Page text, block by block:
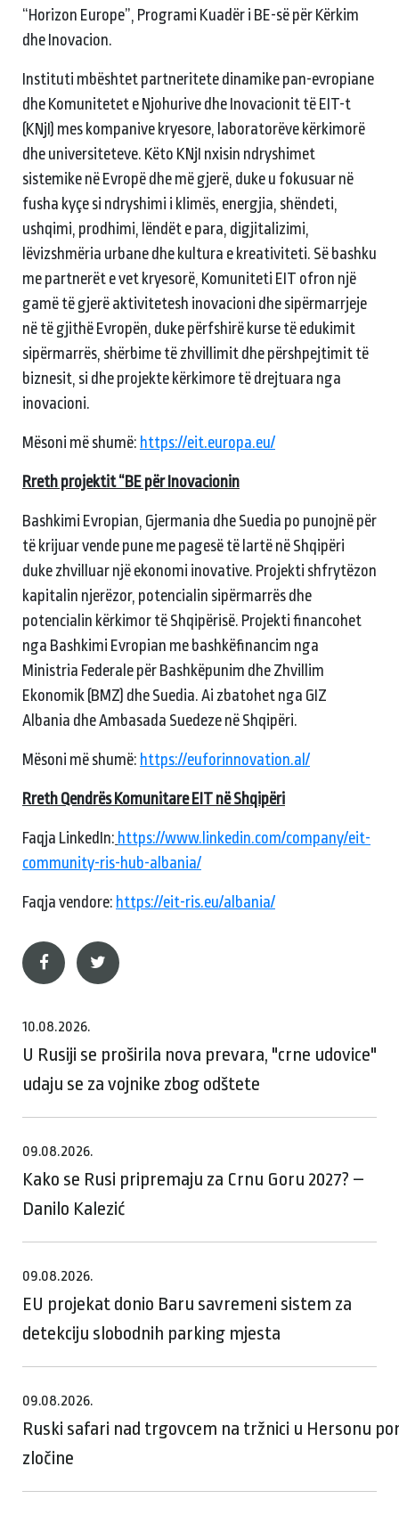
“Horizon Europe”, Programi Kuadër i BE-së për Kërkim
dhe Inovacion.
Instituti mbështet partneritete dinamike pan-evropiane
dhe Komunitetet e Njohurive dhe Inovacionit të EIT-t
(KNjI) mes kompanive kryesore, laboratorëve kërkimorë
dhe universiteteve. Këto KNjI nxisin ndryshimet
sistemike në Evropë dhe më gjerë, duke u fokusuar në
fusha kyçe si ndryshimi i klimës, energjia, shëndeti,
ushqimi, prodhimi, lëndët e para, digjitalizimi,
lëvizshmëria urbane dhe kultura e kreativiteti. Së bashku
me partnerët e vet kryesorë, Komuniteti EIT ofron një
gamë të gjerë aktivitetesh inovacioni dhe sipërmarrjeje
në të gjithë Evropën, duke përfshirë kurse të edukimit
sipërmarrës, shërbime të zhvillimit dhe përshpejtimit të
biznesit, si dhe projekte kërkimore të drejtuara nga
inovacioni.
Mësoni më shumë: https://eit.europa.eu/
Rreth projektit “BE për Inovacionin
Bashkimi Evropian, Gjermania dhe Suedia po punojnë për
të krijuar vende pune me pagesë të lartë në Shqipëri
duke zhvilluar një ekonomi inovative. Projekti shfrytëzon
kapitalin njerëzor, potencialin sipërmarrës dhe
potencialin kërkimor të Shqipërisë. Projekti financohet
nga Bashkimi Evropian me bashkëfinancim nga
Ministria Federale për Bashkëpunim dhe Zhvillim
Ekonomik (BMZ) dhe Suedia. Ai zbatohet nga GIZ
Albania dhe Ambasada Suedeze në Shqipëri.
Mësoni më shumë: https://euforinnovation.al/
Rreth Qendrës Komunitare EIT në Shqipëri
Faqja LinkedIn: https://www.linkedin.com/company/eit-
community-ris-hub-albania/
Faqja vendore: https://eit-ris.eu/albania/
10.08.2026.
U Rusiji se proširila nova prevara, "crne udovice"
udaju se za vojnike zbog odštete
09.08.2026.
Kako se Rusi pripremaju za Crnu Goru 2027? –
Danilo Kalezić
09.08.2026.
EU projekat donio Baru savremeni sistem za
detekciju slobodnih parking mjesta
09.08.2026.
Ruski safari nad trgovcem na tržnici u Hersonu
zločine